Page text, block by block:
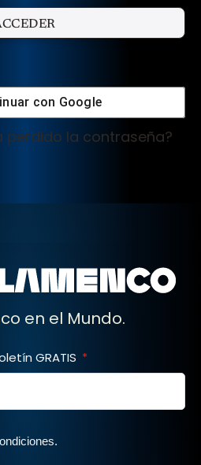
con Google
perdido la contraseña?
en el Mundo.
GRATIS